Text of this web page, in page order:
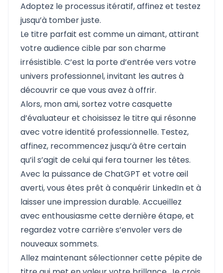
Adoptez le processus itératif, affinez et testez
jusqu’à tomber juste.
Le titre parfait est comme un aimant, attirant
votre audience cible par son charme
irrésistible. C’est la porte d’entrée vers votre
univers professionnel, invitant les autres à
découvrir ce que vous avez à offrir.
Alors, mon ami, sortez votre casquette
d’évaluateur et choisissez le titre qui résonne
avec votre identité professionnelle. Testez,
affinez, recommencez jusqu’à être certain
qu’il s’agit de celui qui fera tourner les têtes.
Avec la puissance de ChatGPT et votre œil
averti, vous êtes prêt à conquérir LinkedIn et à
laisser une impression durable. Accueillez
avec enthousiasme cette dernière étape, et
regardez votre carrière s’envoler vers de
nouveaux sommets.
Allez maintenant sélectionner cette pépite de